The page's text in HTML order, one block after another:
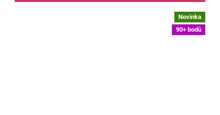
Novinka
90+ bodů